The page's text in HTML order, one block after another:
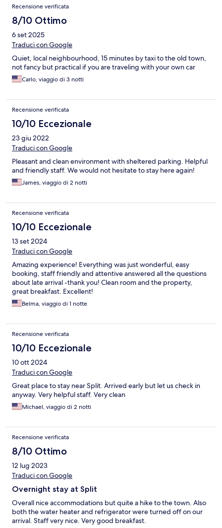
Recensione verificata
8/10 Ottimo
6 set 2025
Traduci con Google
Quiet, local neighbourhood, 15 minutes by taxi to the old town,
not fancy but practical if you are traveling with your own car
Carlo, viaggio di 3 notti
Recensione verificata
10/10 Eccezionale
23 giu 2022
Traduci con Google
Pleasant and clean environment with sheltered parking. Helpful
and friendly staff. We would not hesitate to stay here again!
James, viaggio di 2 notti
Recensione verificata
10/10 Eccezionale
13 set 2024
Traduci con Google
Amazing experience! Everything was just wonderful, easy
booking, staff friendly and attentive answered all the questions
about late arrival -thank you! Clean room and the property,
great breakfast. Excellent!
Belma, viaggio di 1 notte
Recensione verificata
10/10 Eccezionale
10 ott 2024
Traduci con Google
Great place to stay near Split. Arrived early but let us check in
anyway. Very helpful staff. Very clean
Michael, viaggio di 2 notti
Recensione verificata
8/10 Ottimo
12 lug 2023
Traduci con Google
Overnight stay at Split
Overall nice accommodations but quite a hike to the town. Also
both the water heater and refrigerator were turned off on our
arrival. Staff very nice. Very good breakfast.